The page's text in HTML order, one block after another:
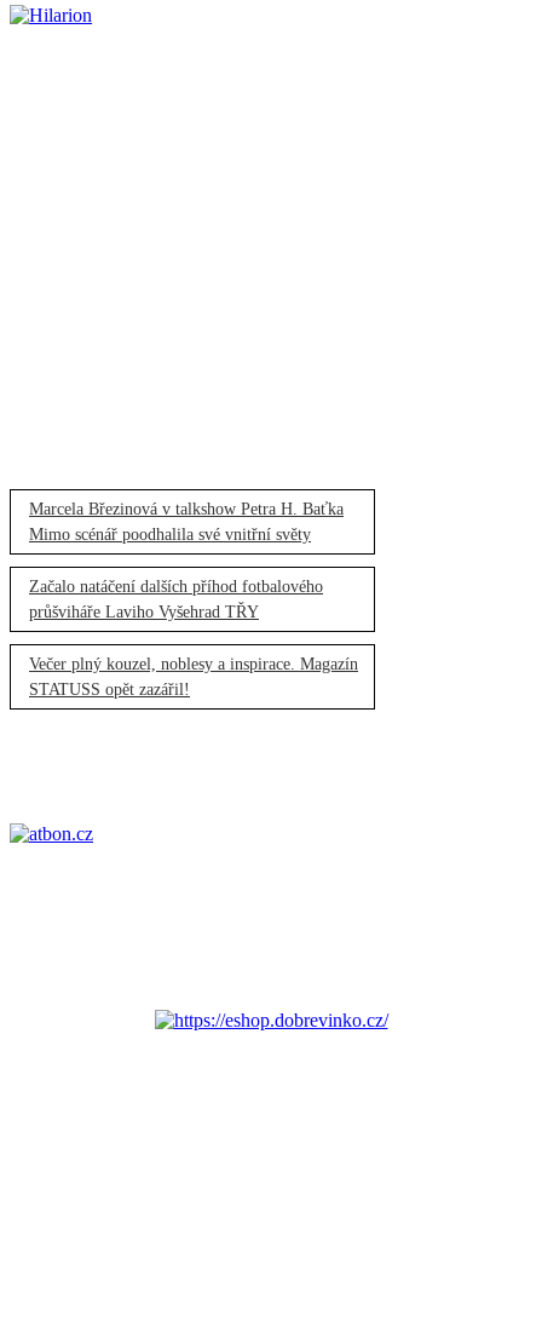
Marcela Březinová v talkshow Petra H. Baťka
Mimo scénář poodhalila své vnitřní světy
Začalo natáčení dalších příhod fotbalového
průšviháře Laviho Vyšehrad TŘY
Večer plný kouzel, noblesy a inspirace. Magazín
STATUSS opět zazářil!